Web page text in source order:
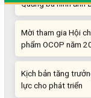
Mời tham gia Hội
phẩm OCOP năm
Kịch bản tăng
lực cho phát triển